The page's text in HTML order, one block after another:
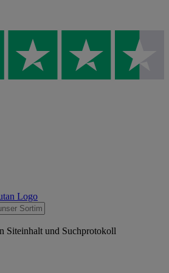
Siteinhalt und Suchprotokoll